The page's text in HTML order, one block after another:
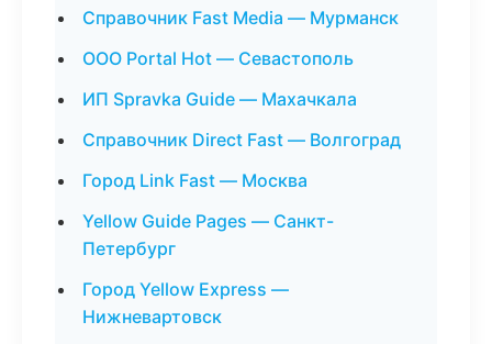
Справочник Fast Media — Мурманск
ООО Portal Hot — Севастополь
ИП Spravka Guide — Махачкала
Справочник Direct Fast — Волгоград
Город Link Fast — Москва
Yellow Guide Pages — Санкт-
Петербург
Город Yellow Express —
Нижневартовск